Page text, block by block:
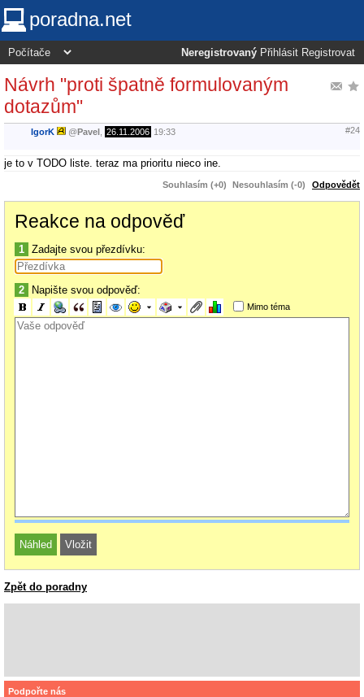
poradna.net
Neregistrovaný Přihlásit Registrovat
Návrh "proti špatně formulovaným
dotazům"
IgorK @Pavel 26.11.2006 19:33 #24
je to v TODO liste. teraz ma prioritu nieco ine.
Souhlasím (+0) Nesouhlasím (-0) Odpovědět
Reakce na odpověď
1 Zadajte svou přezdívku:
2 Napište svou odpověď:
Mimo téma
Zpět do poradny
Podpořte nás